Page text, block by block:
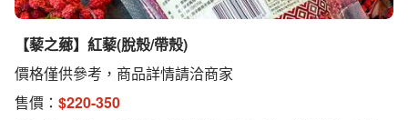
【藜之薌】紅藜(脫殼/帶殼)
價格僅供參考，商品詳情請洽商家
售價： $220-350